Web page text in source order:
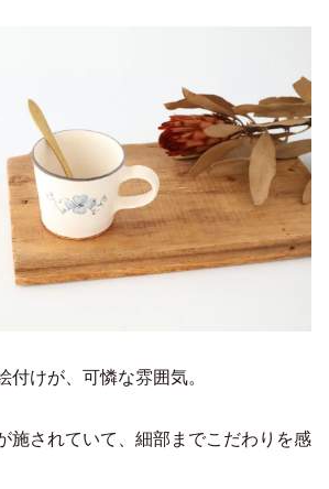
付けが、可憐な雰囲気。
施されていて、細部までこだわりを感